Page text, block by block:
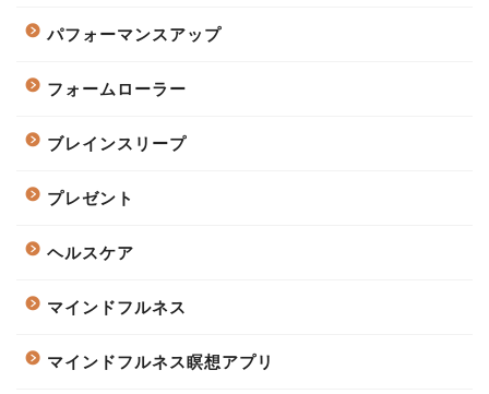
パフォーマンスアップ
フォームローラー
ブレインスリープ
プレゼント
ヘルスケア
マインドフルネス
マインドフルネス瞑想アプリ